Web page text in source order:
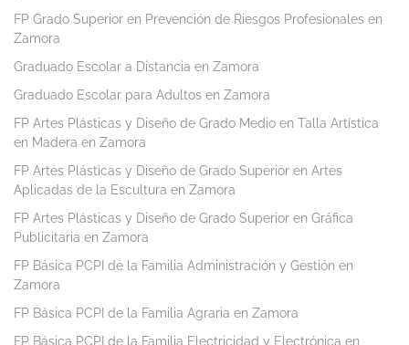
FP Grado Superior en Prevención de Riesgos Profesionales en
Zamora
Graduado Escolar a Distancia en Zamora
Graduado Escolar para Adultos en Zamora
FP Artes Plásticas y Diseño de Grado Medio en Talla Artística
en Madera en Zamora
FP Artes Plásticas y Diseño de Grado Superior en Artes
Aplicadas de la Escultura en Zamora
FP Artes Plásticas y Diseño de Grado Superior en Gráfica
Publicitaria en Zamora
FP Básica PCPI de la Familia Administración y Gestión en
Zamora
FP Básica PCPI de la Familia Agraria en Zamora
FP Básica PCPI de la Familia Electricidad y Electrónica en